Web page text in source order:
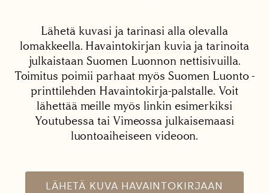
Lähetä kuvasi ja tarinasi alla olevalla
lomakkeella. Havaintokirjan kuvia ja tarinoita
julkaistaan Suomen Luonnon nettisivuilla.
Toimitus poimii parhaat myös Suomen Luonto -
printtilehden Havaintokirja-palstalle. Voit
lähettää meille myös linkin esimerkiksi
Youtubessa tai Vimeossa julkaisemaasi
luontoaiheiseen videoon.
LÄHETÄ KUVA HAVAINTOKIRJAAN